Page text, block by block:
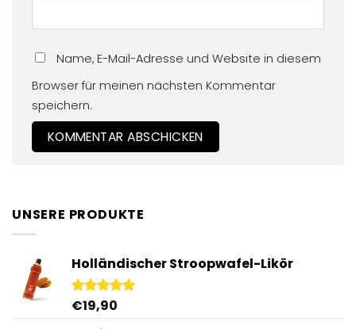
Name, E-Mail-Adresse und Website in diesem
Browser für meinen nächsten Kommentar
speichern.
UNSERE PRODUKTE
Holländischer Stroopwafel-Likör
Bewertet
€19,90